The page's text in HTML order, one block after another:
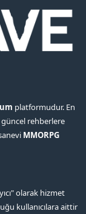
platformudur. En
güncel rehberlere
MMORPG
olarak hizmet
kullanıcılara aittir